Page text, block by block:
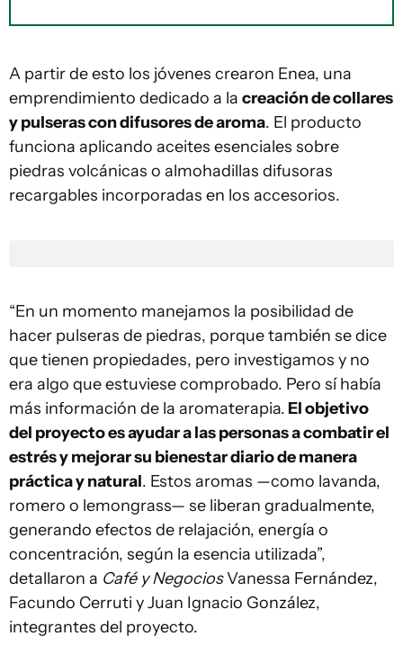
A partir de esto los jóvenes crearon Enea, una
emprendimiento dedicado a la creación de collares
y pulseras con difusores de aroma. El producto
funciona aplicando aceites esenciales sobre
piedras volcánicas o almohadillas difusoras
recargables incorporadas en los accesorios.
“En un momento manejamos la posibilidad de
hacer pulseras de piedras, porque también se dice
que tienen propiedades, pero investigamos y no
era algo que estuviese comprobado. Pero sí había
más información de la aromaterapia. El objetivo
del proyecto es ayudar a las personas a combatir el
estrés y mejorar su bienestar diario de manera
práctica y natural. Estos aromas —como lavanda,
romero o lemongrass— se liberan gradualmente,
generando efectos de relajación, energía o
concentración, según la esencia utilizada”,
detallaron a Café y NegociosVanessa Fernández,
Facundo Cerruti y Juan Ignacio González,
integrantes del proyecto.